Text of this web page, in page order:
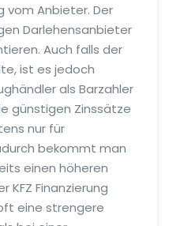
vom Anbieter. Der
Darlehensanbieter
Auch falls der
ist es jedoch
als Barzahler
günstigen Zinssätze
nur für
bekommt man
einen höheren
KFZ Finanzierung
eine strengere